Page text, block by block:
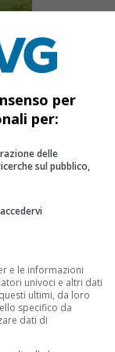
sentiero con
quando alla
per
per:
delle
sul pubblico,
e le informazioni
univoci e altri dati
ultimi, da loro
specifico da
dati di